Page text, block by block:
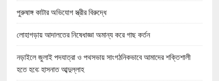
পুরুষাঙ্গ কাটার অভিযোগ স্ত্রীর বিরুদ্ধে
লোহাগড়ায় আদালতের নিষেধাজ্ঞা অমান্য করে গাছ কর্তন
নড়াইলে জুলাই পদযাত্রা ও পথসভায় সাংগঠনিকভাবে আমাদের শক্তিশালী
হতে হবে: হাসনাত আব্দুল্লাহ